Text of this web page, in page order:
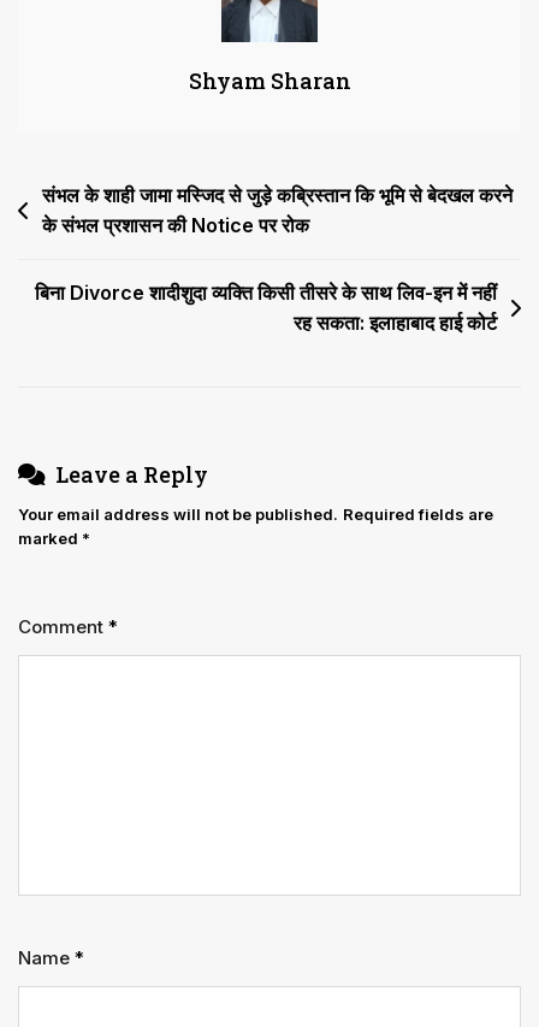
में
शामिल
सकता,
लेकिन
बयान
उपयोग
Shyam Sharan
Post
navigation
संभल के शाही जामा मस्जिद से जुड़े कब्रिस्तान कि भूमि से बेदखल करने
के संभल प्रशासन की Notice पर रोक
बिना Divorce शादीशुदा व्यक्ति किसी तीसरे के साथ लिव-इन में नहीं
रह सकता: इलाहाबाद हाई कोर्ट
Leave a Reply
Your email address will not be published. Required fields are
marked *
Comment *
Name *